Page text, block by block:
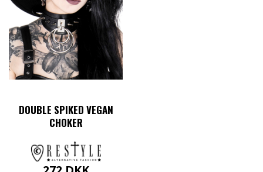
DOUBLE SPIKED VEGAN
CHOKER